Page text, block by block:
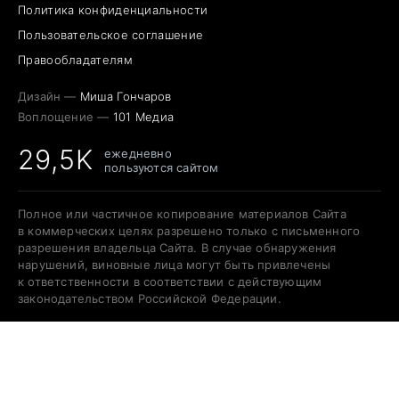
Политика конфиденциальности
Пользовательское соглашение
Правообладателям
Дизайн — Миша Гончаров
Воплощение — 101 Медиа
29,5K
ежедневно
пользуются сайтом
Полное или частичное копирование материалов Сайта
в коммерческих целях разрешено только с письменного
разрешения владельца Сайта. В случае обнаружения
нарушений, виновные лица могут быть привлечены
к ответственности в соответствии с действующим
законодательством Российской Федерации.